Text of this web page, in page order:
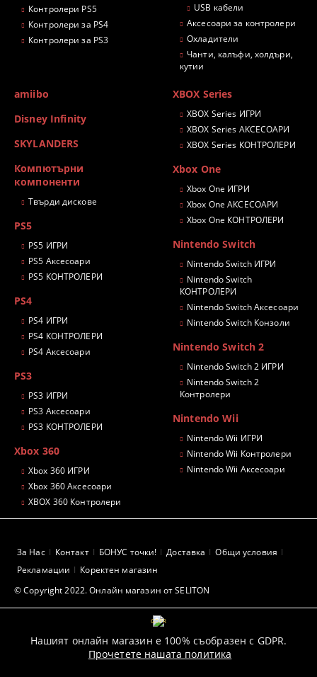
Контролери PS5
Контролери за PS4
Контролери за PS3
USB кабели
Аксесоари за контролери
Охладители
Чанти, калъфи, холдъри,
кутии
amiibo
Disney Infinity
SKYLANDERS
Компютърни
компоненти
Твърди дискове
PS5
PS5 ИГРИ
PS5 Аксесоари
PS5 КОНТРОЛЕРИ
PS4
PS4 ИГРИ
PS4 КОНТРОЛЕРИ
PS4 Аксесоари
PS3
PS3 ИГРИ
PS3 Аксесоари
PS3 КОНТРОЛЕРИ
Xbox 360
Xbox 360 ИГРИ
Xbox 360 Аксесоари
XBOX 360 Контролери
XBOX Series
XBOX Series ИГРИ
XBOX Series АКСЕСОАРИ
XBOX Series КОНТРОЛЕРИ
Xbox One
Xbox One ИГРИ
Xbox One АКСЕСОАРИ
Xbox One КОНТРОЛЕРИ
Nintendo Switch
Nintendo Switch ИГРИ
Nintendo Switch
КОНТРОЛЕРИ
Nintendo Switch Аксесоари
Nintendo Switch Конзоли
Nintendo Switch 2
Nintendo Switch 2 ИГРИ
Nintendo Switch 2
Контролери
Nintendo Wii
Nintendo Wii ИГРИ
Nintendo Wii Контролери
Nintendo Wii Аксесоари
© Copyright 2022. Онлайн магазин от SELITON
За Нас Контакт БОНУС точки! Доставка
Общи условия
Рекламации
Коректен магазин
GDPR
Нашият онлайн магазин е 100% съобразен с GDPR.
Прочетете нашата политика